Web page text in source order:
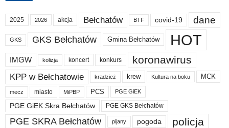
2025 2026 akcja Bełchatów BTF covid-19 dane
GKS GKS Bełchatów Gmina Bełchatów HOT
IMGW kolizja koncert konkurs koronawirus
KPP w Bełchatowie kradzież krew Kultura na boku MCK
mecz miasto MiPBP PCS PGE GiEK
PGE GiEK Skra Bełchatów PGE GKS Bełchatów
PGE SKRA Bełchatów pijany pogoda policja